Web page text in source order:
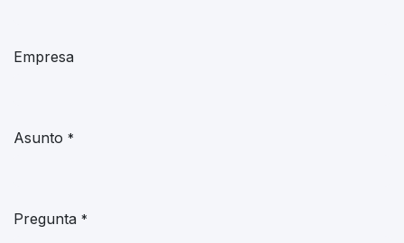
Empresa
Asunto *
Pregunta *